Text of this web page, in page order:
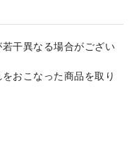
干異なる場合がござい
おこなった商品を取り